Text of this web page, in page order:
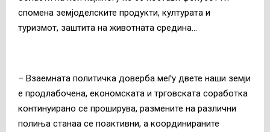
спомена земјоделските продукти, културата и
туризмот, заштита на животната средина…
– Взаемната политичка доверба меѓу двете наши земји
е продлабочена, економската и трговската соработка
континуирано се проширува, размените на различни
полиња станаа се поактивни, а координираните